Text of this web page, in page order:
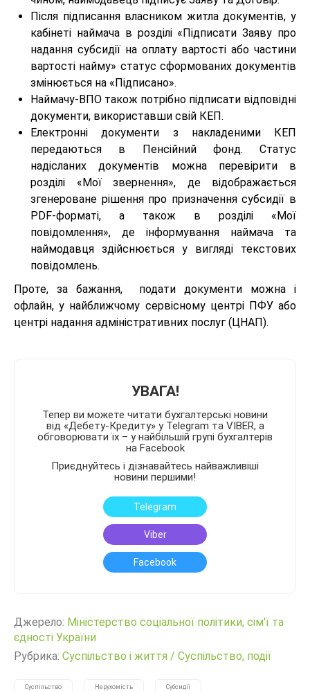
Після підписання власником житла документів, у
кабінеті наймача в розділі «Підписати Заяву про
надання субсидії на оплату вартості або частини
вартості найму» статус сформованих документів
змінюється на «Підписано».
Наймачу-ВПО також потрібно підписати відповідні
документи, використавши свій КЕП.
Електронні документи з накладеними КЕП
передаються в Пенсійний фонд. Статус
надісланих документів можна перевірити в
розділі «Мої звернення», де відображається
згенероване рішення про призначення субсидії в
PDF-форматі, а також в розділі «Мої
повідомлення», де інформування наймача та
наймодавця здійснюється у вигляді текстових
повідомлень.
Проте, за бажання, подати документи можна і
офлайн, у найближчому сервісному центрі ПФУ або
центрі надання адміністративних послуг (ЦНАП).
УВАГА!
Тепер ви можете читати бухгалтерські новини
від «Дебету-Кредиту» у Telegram та VIBER, а
обговорювати їх – у найбільшій групі бухгалтерів
на Facebook
Приєднуйтесь і дізнавайтесь найважливіші
новини першими!
Telegram
Viber
Facebook
Джерело: Міністерство соціальної політики, сім'ї та
єдності України
Рубрика: Суспільство і життя / Суспільство, події
Суспільство Нерухомість Субсидії